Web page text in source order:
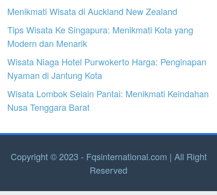
Menikmati Wisata di Auckland New Zealand
Tips Wisata Ke Singapura: Menikmati Kota yang
Modern dan Menarik
Wisata Niaga Hotel Purwokerto Harga: Penginapan
Nyaman di Jantung Kota
Wisata Lombok Selain Pantai: Menikmati Keindahan
Nusa Tenggara Barat
Copyright © 2023 - Fqsinternational.com | All Right
Reserved